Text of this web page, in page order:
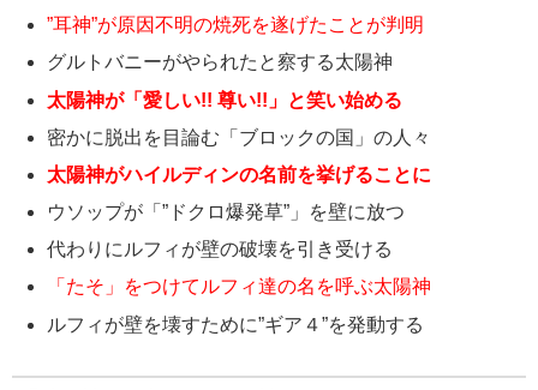
”耳神”が原因不明の焼死を遂げたことが判明
グルトバニーがやられたと察する太陽神
太陽神が「愛しい!! 尊い!!」と笑い始める
密かに脱出を目論む「ブロックの国」の人々
太陽神がハイルディンの名前を挙げることに
ウソップが「”ドクロ爆発草”」を壁に放つ
代わりにルフィが壁の破壊を引き受ける
「たそ」をつけてルフィ達の名を呼ぶ太陽神
ルフィが壁を壊すために”ギア４”を発動する